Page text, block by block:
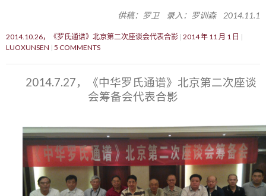
供稿：罗卫 录入：罗训森 2014.11.1
2014.10.26，《罗氏通谱》北京第二次座谈会代表合影 2014 年 11 月 1 日
LUOXUNSEN 5 COMMENTS
2014.7.27，《中华罗氏通谱》北京第二次座谈
会筹备会代表合影